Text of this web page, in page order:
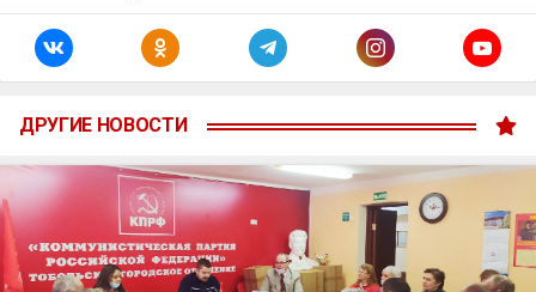
ДРУГИЕ НОВОСТИ